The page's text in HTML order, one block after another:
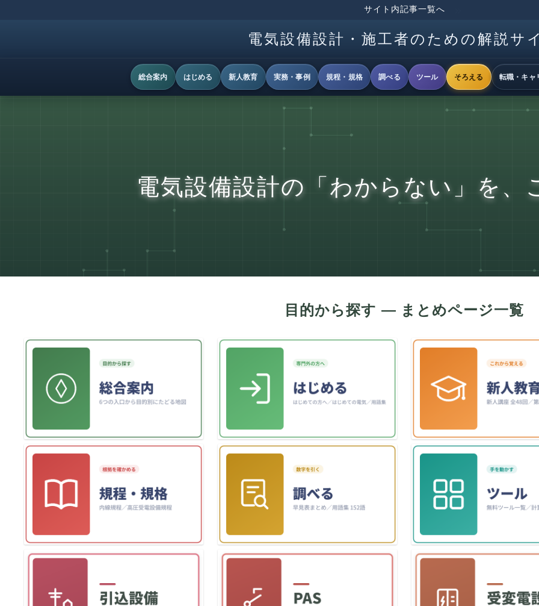
サイト内記事一覧へ
電気設備設計・施工者のための解説サ
総合案内 はじめる 新人教育 実務・事例 規程・規格 調べる ツール そろえる 転職・キャ
電気設備設計の「わからない」を、